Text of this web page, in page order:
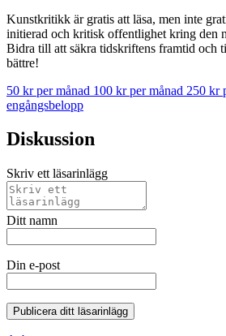
Kunstkritikk är gratis att läsa, men inte
initierad och kritisk offentlighet kring den
Bidra till att säkra tidskriftens framtid och
bättre!
50 kr per månad 100 kr per månad 250 kr
engångsbelopp
Diskussion
Skriv ett läsarinlägg
Ditt namn
Din e-post
Publicera ditt läsarinlägg